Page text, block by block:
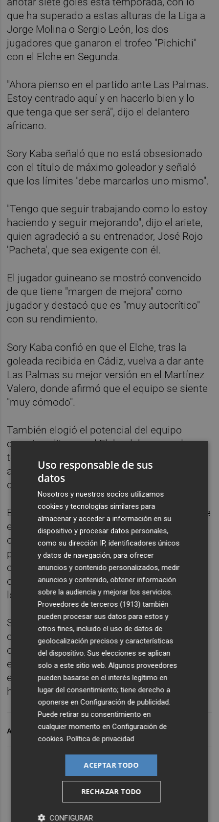
que ha superado a estas alturas de la Liga a
Jorge Molina o Sergio León, los dos
jugadores que ganaron el trofeo "Pichichi"
con el Elche en Segunda.
"Ahora pienso en el partido ante Las Palmas.
Estoy centrado aquí y en hacerlo bien y lo
que tenga que ser será", dijo el delantero
africano.
Sory Kaba señaló que no está obsesionado
con el título de máximo goleador y señaló
que los límites "debe marcarlos uno mismo".
"Tengo que seguir trabajando como lo estoy
haciendo y seguir mejorando", dijo el ariete,
quien agradeció a su entrenador, José Rojo
'Pacheta', que sea exigente con él.
El jugador guineano se mostró convencido
de que tiene "margen de mejora" como
jugador y destacó que es "muy autocrítico"
con su rendimiento.
Sory Kaba confió en que el Elche, tras la
goleada recibida en Cádiz, vuelva a dar ante
Las Palmas su mejor versión en el Martínez
Valero, donde afirmó que el equipo se siente
"muy cómodo".
También elogió el potencial del equipo
canario y dijo que el Elche debe aprender a
tener "equilibrio" en la competición para no
alternar victorias contundentes con derrotas
dolorosas.
El delantero aseveró que el objetivo del Elche
en la temporada es sumar cuanto antes los
cincuenta puntos que conceden la
permanencia y que el equipo, pese a contar
con un presupuesto bajo, lo deja todo en el
campo para que no se note la diferencia con
los rivales.
Sory, que recientemente ha ampliado su
contrato hasta 2021 y cuenta con una
cláusula de rescisión de seis millones de
euros, dijo estar agradecido al Elche "porque
está poniendo en valor lo que estoy
haciendo y me lo ha dado todo".
ARCHIVADO EN SORY KABA ELCHE CF UD LAS PALMAS
Uso responsable de sus
datos
Nosotros y nuestros socios utilizamos
cookies y tecnologías similares para
almacenar y acceder a información en su
dispositivo y procesar datos personales,
como su dirección IP, identificadores únicos
y datos de navegación, para ofrecer
anuncios y contenido personalizados, medir
anuncios y contenido, obtener información
sobre la audiencia y mejorar los servicios.
Proveedores de terceros (1913) también
pueden procesar sus datos para estos y
otros fines, incluido el uso de datos de
geolocalización precisos y características
del dispositivo. Sus elecciones se aplican
solo a este sitio web. Algunos proveedores
pueden basarse en el interés legítimo en
lugar del consentimiento; tiene derecho a
oponerse enConfiguración de publicidad.
Puede retirar su consentimiento en
cualquier momento enConfiguración de
cookies.Política de privacidad
ACEPTAR TODO
RECHAZAR TODO
CONFIGURAR